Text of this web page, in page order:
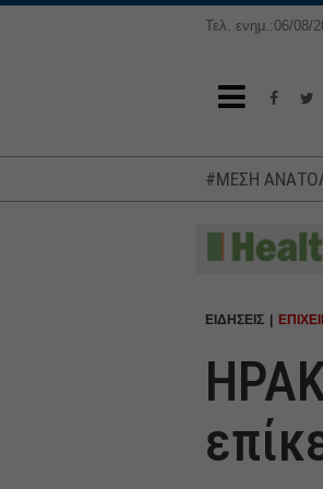
Τελ. ενημ.:06/08/
#ΜΕΣΗ
ΕΙΔΗΣΕΙΣ